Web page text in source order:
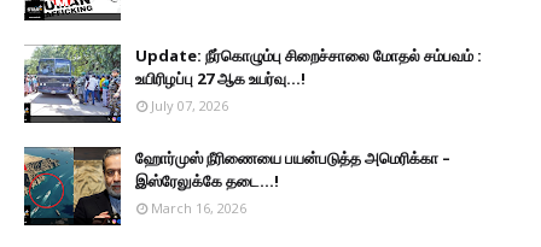
Update: நீர்கொழும்பு சிறைச்சாலை மோதல் சம்பவம் :
உயிரிழப்பு 27 ஆக உயர்வு...!
July 07, 2026
ஹோர்முஸ் நீரிணையை பயன்படுத்த அமெரிக்கா –
இஸ்ரேலுக்கே தடை...!
March 16, 2026